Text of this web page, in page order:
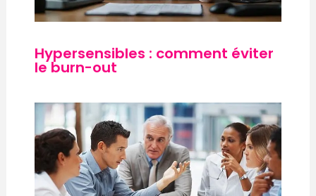
Hypersensibles : comment éviter
le burn-out